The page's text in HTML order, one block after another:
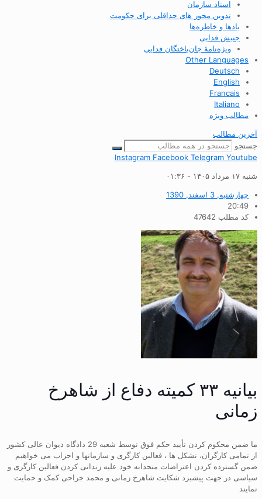
اسناد سازمان
تدوین محور های حداقلی برای حکومت
یادها و خاطره‌ها
جنبش فدایی
ویژه‌نامهٔ جان‌باختگان فدایی
Other Languages
Deutsch
English
Francais
Italiano
مطالب ویژه
آخرین مطالب
جستجو
Instagram Facebook Telegram Youtube
شنبه ۱۷ مرداد ۱۴۰۵ - ۰۱:۳۶
چهارشنبه, 3 اسفند, 1390
20:49
کد مطلب 47642
بیانیه ۳۳ کمیته دفاع از شاهرخ
زمانی
ما ضمن محکوم کردن تأیید حکم فوق توسط شعبه 29 دادگاه دیوان عالی کشور
از تمامی کارگران، تشکل ها ، فعالین کارگری و سازمانها و احزاب می خواهیم
ضمن گسترده کردن اعتراضات متحدانه خود علیه زندانی کردن فعالین کارگری و
سیاسی در جهت پیشبرد شکایت شاهرخ زمانی و محمد جراحی کمک و حمایت
نمایند